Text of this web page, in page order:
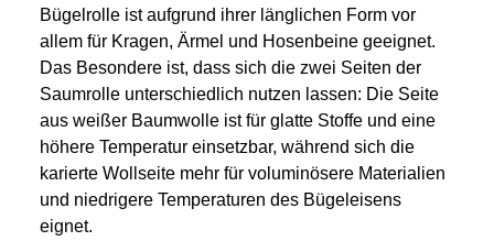
Bügelrolle ist aufgrund ihrer länglichen Form vor
allem für Kragen, Ärmel und Hosenbeine geeignet.
Das Besondere ist, dass sich die zwei Seiten der
Saumrolle unterschiedlich nutzen lassen: Die Seite
aus weißer Baumwolle ist für glatte Stoffe und eine
höhere Temperatur einsetzbar, während sich die
karierte Wollseite mehr für voluminösere Materialien
und niedrigere Temperaturen des Bügeleisens
eignet.